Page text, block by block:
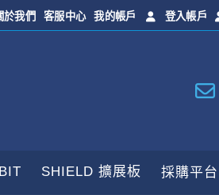
於我們 客服中心 我的帳戶 登入帳戶
SHIELD 擴展板 採購平台